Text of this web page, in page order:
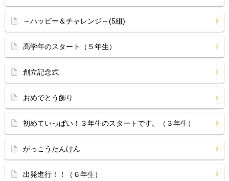
～ハッピー＆チャレンジ～(5組)
高学年のスタート（５年生）
創立記念式
おめでとう飾り
初めていっぱい！３年生のスタートです。（３年生）
がっこうたんけん
出発進行！！（６年生）